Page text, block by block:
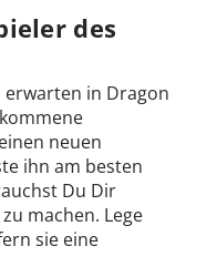
des
in Dragon
neuen
ihn am besten
Du Dir
machen. Lege
sie eine